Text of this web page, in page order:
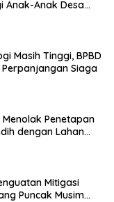
Anak-Anak Desa
Masih Tinggi, BPBD
Siaga
Penetapan
dengan Lahan
Mitigasi
Puncak Musim